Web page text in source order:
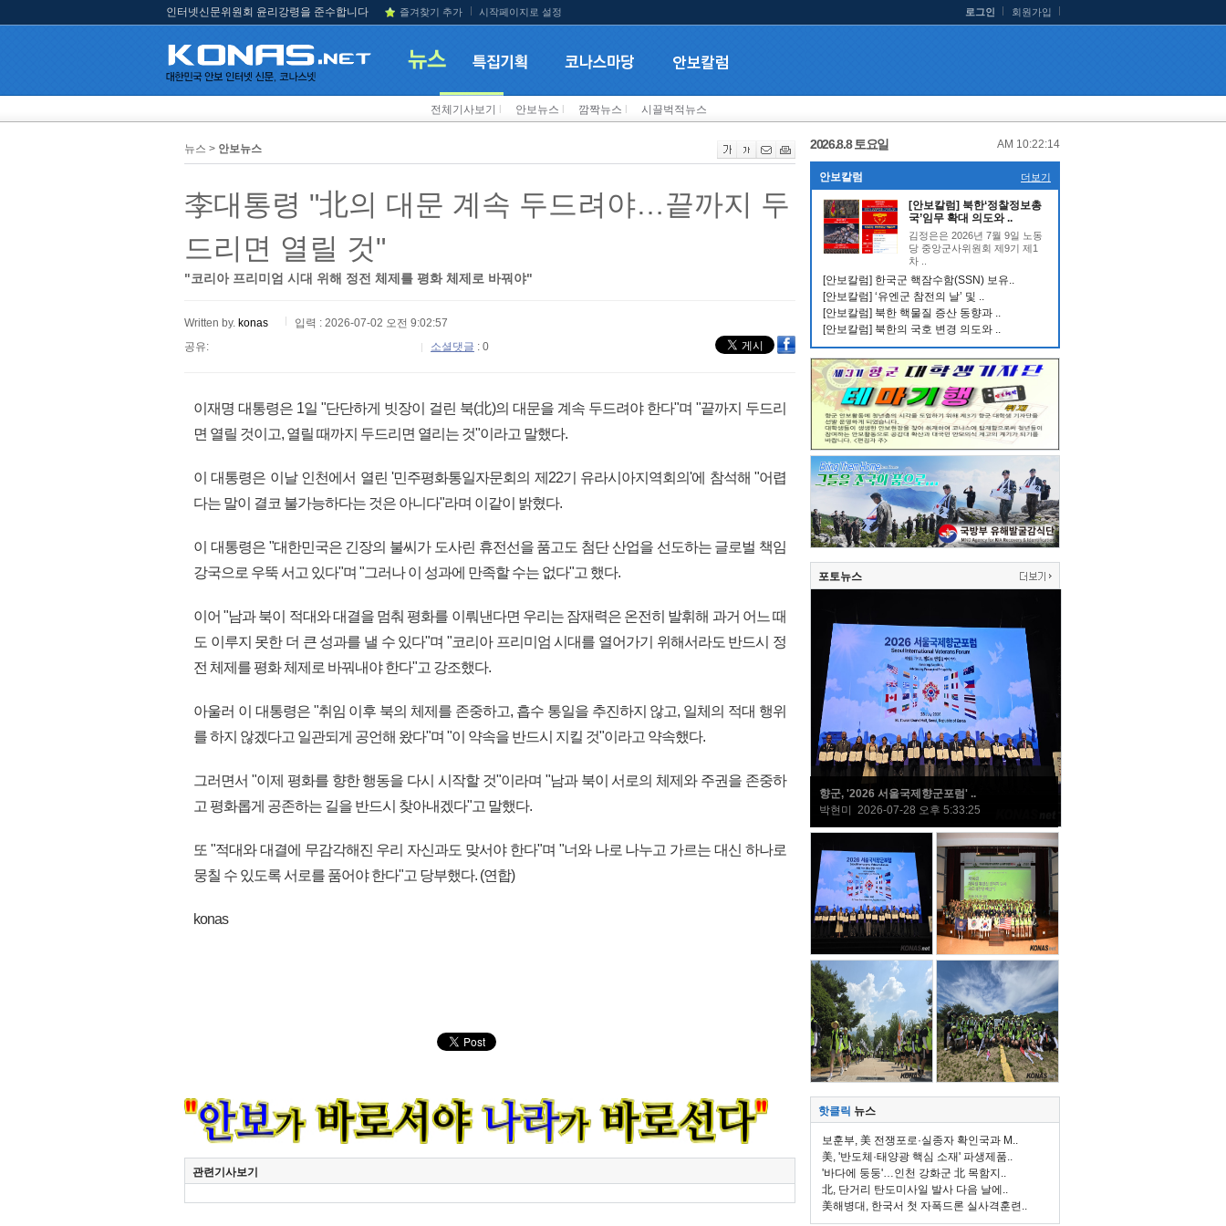
인터넷신문위원회 윤리강령을 준수합니다 즐겨찾기 추가 시작페이지로 설정 로그인 회원가입
전체기사보기 안보뉴스 깜짝뉴스 시끌벅적뉴스
뉴스 > 안보뉴스
李대통령 "北의 대문 계속 두드려야…끝까지 두
드리면 열릴 것"
"코리아 프리미엄 시대 위해 정전 체제를 평화 체제로 바꿔야"
Written by. konas
입력 : 2026-07-02 오전 9:02:57
공유:
소셜댓글 : 0
이재명 대통령은 1일 "단단하게 빗장이 걸린 북(北)의 대문을 계속 두드려야 한다"며 "끝까지 두드리
면 열릴 것이고, 열릴 때까지 두드리면 열리는 것"이라고 말했다.
이 대통령은 이날 인천에서 열린 '민주평화통일자문회의 제22기 유라시아지역회의'에 참석해 "어렵
다는 말이 결코 불가능하다는 것은 아니다"라며 이같이 밝혔다.
이 대통령은 "대한민국은 긴장의 불씨가 도사린 휴전선을 품고도 첨단 산업을 선도하는 글로벌 책임
강국으로 우뚝 서고 있다"며 "그러나 이 성과에 만족할 수는 없다"고 했다.
이어 "남과 북이 적대와 대결을 멈춰 평화를 이뤄낸다면 우리는 잠재력은 온전히 발휘해 과거 어느 때
도 이루지 못한 더 큰 성과를 낼 수 있다"며 "코리아 프리미엄 시대를 열어가기 위해서라도 반드시 정
전 체제를 평화 체제로 바꿔내야 한다"고 강조했다.
아울러 이 대통령은 "취임 이후 북의 체제를 존중하고, 흡수 통일을 추진하지 않고, 일체의 적대 행위
를 하지 않겠다고 일관되게 공언해 왔다"며 "이 약속을 반드시 지킬 것"이라고 약속했다.
그러면서 "이제 평화를 향한 행동을 다시 시작할 것"이라며 "남과 북이 서로의 체제와 주권을 존중하
고 평화롭게 공존하는 길을 반드시 찾아내겠다"고 말했다.
또 "적대와 대결에 무감각해진 우리 자신과도 맞서야 한다"며 "너와 나로 나누고 가르는 대신 하나로
뭉칠 수 있도록 서로를 품어야 한다"고 당부했다. (연합)
konas
관련기사보기
2026.8.8 토요일 AM 10:22:14
안보칼럼 더보기
[안보칼럼] 북한‘정찰정보총
국’임무 확대 의도와 ..
김정은은 2026년 7월 9일 노동
당 중앙군사위원회 제9기 제1
차 ..
[안보칼럼] 한국군 핵잠수함(SSN) 보유..
[안보칼럼] ‘유엔군 참전의 날’ 및 ..
[안보칼럼] 북한 핵물질 증산 동향과 ..
[안보칼럼] 북한의 국호 변경 의도와 ..
포토뉴스
향군, '2026 서울국제향군포럼' ..
박현미 2026-07-28 오후 5:33:25
핫클릭 뉴스
보훈부, 美 전쟁포로·실종자 확인국과 M..
美, '반도체·태양광 핵심 소재' 파생제품..
'바다에 둥둥'…인천 강화군 北 목함지..
北, 단거리 탄도미사일 발사 다음 날에..
美해병대, 한국서 첫 자폭드론 실사격훈련..